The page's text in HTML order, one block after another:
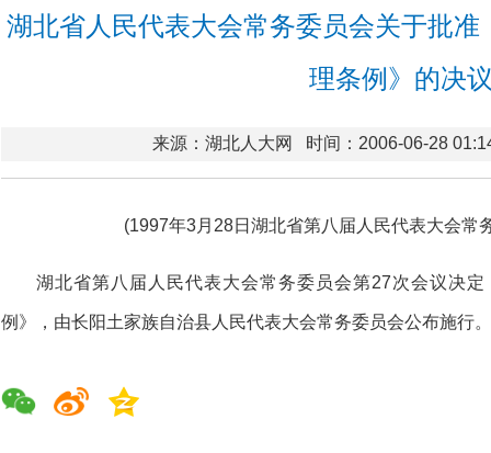
湖北省人民代表大会常务委员会关于批
理条例》的决
来源：湖北人大网 时间：2006-06-28
(1997年3月28日湖北省第八届人民代表大会常
湖北省第八届人民代表大会常务委员会第27次会议决
例》，由长阳土家族自治县人民代表大会常务委员会公布施行。